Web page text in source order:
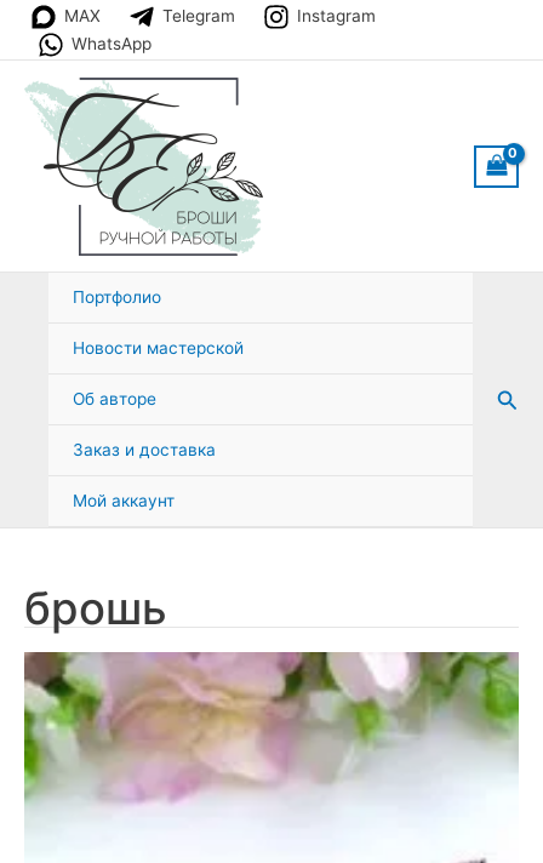
Перейти
содержимому
MAX Telegram
Instagram
WhatsApp
Портфолио
Новости мастерской
Об авторе
Заказ и доставка
Мой аккаунт
брошь